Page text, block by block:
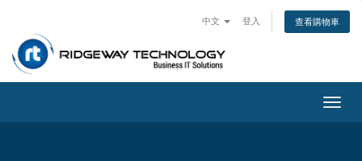
中文 登入 查看購物車
切
換